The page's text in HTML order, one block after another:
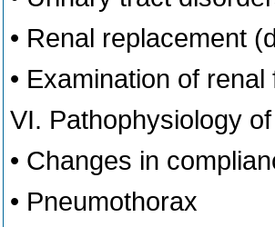
• Renal replacement
• Examination of renal
VI. Pathophysiology
• Changes in
• Pneumothorax